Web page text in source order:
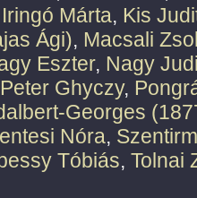
Márta, Kis
Ági), Macsali
Eszter, Nagy
Peter Ghyczy,
Georges
Nóra,
Tóbiás, Tolnai